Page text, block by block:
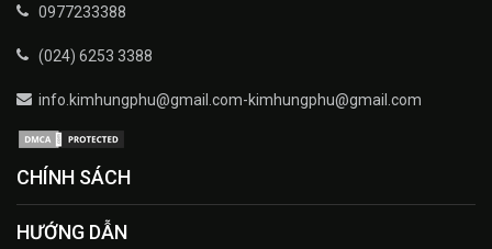
0977233388
(024) 6253 3388
info.kimhungphu@gmail.com-kimhungphu@gmail.com
CHÍNH SÁCH
HƯỚNG DẪN